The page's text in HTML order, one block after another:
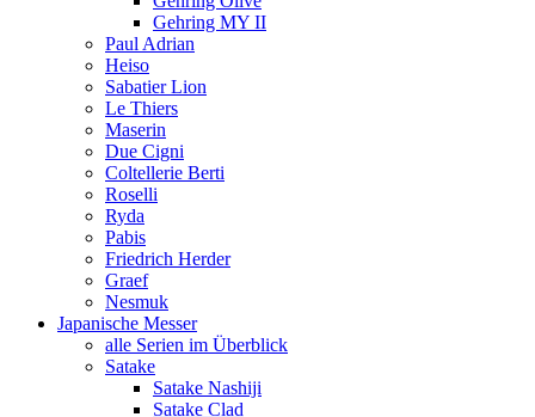
Gehring MY II
Paul Adrian
Heiso
Sabatier Lion
Le Thiers
Maserin
Due Cigni
Coltellerie Berti
Roselli
Ryda
Pabis
Friedrich Herder
Graef
Nesmuk
Japanische Messer
alle Serien im Überblick
Satake
Satake Nashiji
Satake Clad